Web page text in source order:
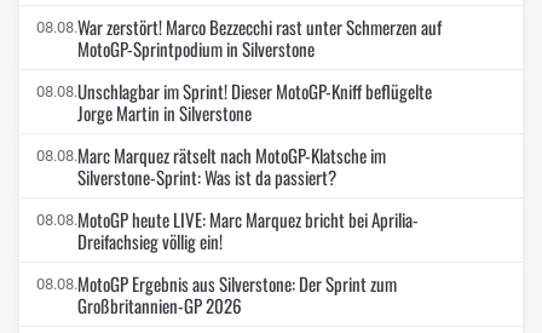
War zerstört! Marco Bezzecchi rast unter Schmerzen auf
MotoGP-Sprintpodium in Silverstone
08.08.
Unschlagbar im Sprint! Dieser MotoGP-Kniff beflügelte
Jorge Martin in Silverstone
08.08.
Marc Marquez rätselt nach MotoGP-Klatsche im
Silverstone-Sprint: Was ist da passiert?
08.08.
MotoGP heute LIVE: Marc Marquez bricht bei Aprilia-
Dreifachsieg völlig ein!
08.08.
MotoGP Ergebnis aus Silverstone: Der Sprint zum
Großbritannien-GP 2026
08.08.